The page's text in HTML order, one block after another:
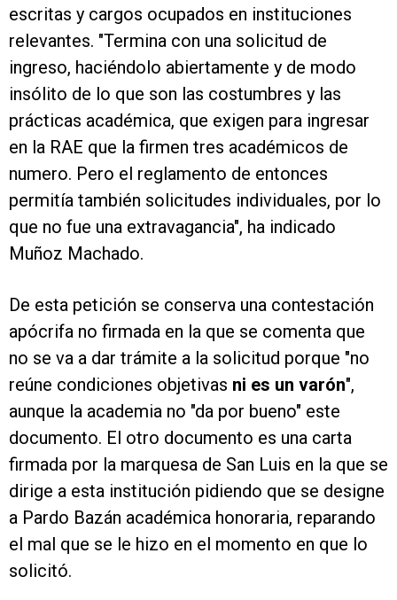
escritas y cargos ocupados en instituciones
relevantes. "Termina con una solicitud de
ingreso, haciéndolo abiertamente y de modo
insólito de lo que son las costumbres y las
prácticas académica, que exigen para ingresar
en la RAE que la firmen tres académicos de
numero. Pero el reglamento de entonces
permitía también solicitudes individuales, por lo
que no fue una extravagancia", ha indicado
Muñoz Machado.
De esta petición se conserva una contestación
apócrifa no firmada en la que se comenta que
no se va a dar trámite a la solicitud porque "no
reúne condiciones objetivas ni es un varón",
aunque la academia no "da por bueno" este
documento. El otro documento es una carta
firmada por la marquesa de San Luis en la que se
dirige a esta institución pidiendo que se designe
a Pardo Bazán académica honoraria, reparando
el mal que se le hizo en el momento en que lo
solicitó.